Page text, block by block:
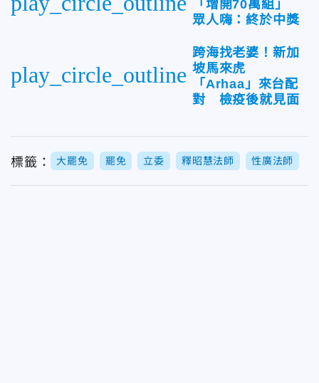
「增開70萬組」
眾人嗨：終於中獎
play_circle_outline
跨海找老婆！新加
坡馬來虎
「Arhaa」來台配
對 檢疫後就見面
標籤： 大罷免 罷免 立委 釋昭慧法師 性廣法師